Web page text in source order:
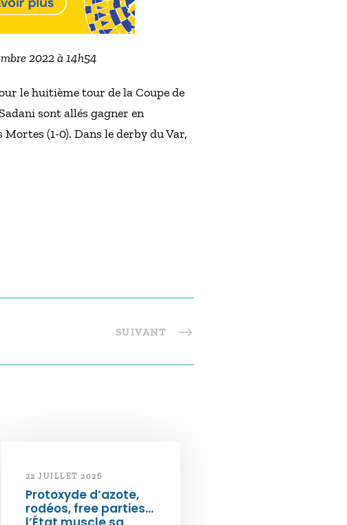
2022 à 14h54
le huitième tour de la Coupe de
sont allés gagner en
Mortes (1-0). Dans le derby du Var,
SUIVANT
22 JUILLET 2026
Protoxyde d’azote,
rodéos, free parties…